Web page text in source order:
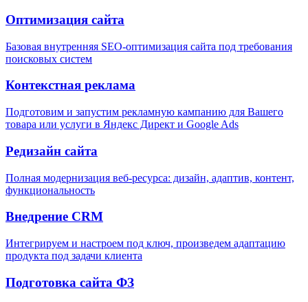
Оптимизация сайта
Базовая внутренняя SEO-оптимизация сайта под требования
поисковых систем
Контекстная реклама
Подготовим и запустим рекламную кампанию для Вашего
товара или услуги в Яндекс Директ и Google Ads
Редизайн сайта
Полная модернизация веб-ресурса: дизайн, адаптив, контент,
функциональность
Внедрение CRM
Интегрируем и настроем под ключ, произведем адаптацию
продукта под задачи клиента
Подготовка сайта ФЗ